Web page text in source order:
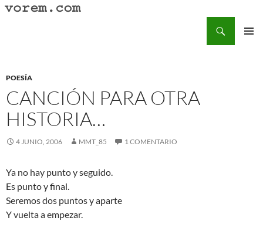
Saltar
POESÍA
CANCIÓN PARA OTRA
HISTORIA…
4 JUNIO, 2006 MMT_85 1 COMENTARIO
Ya no hay punto y seguido.
Es punto y final.
Seremos dos puntos y aparte
Y vuelta a empezar.